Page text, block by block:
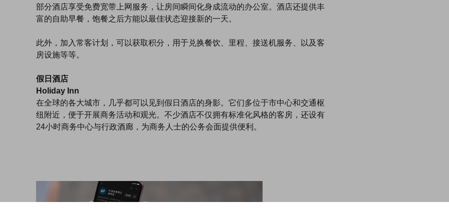
部分酒店享受免费宽带上网服务，让房间瞬间化身成流动的办公室。酒店还提供丰
富的自助早餐，饱餐之后方能以最佳状态迎接新的一天。
此外，加入常客计划，可以获取积分，用于兑换餐饮、里程、接送机服务、以及客
房设施等等。
假日酒店
Holiday Inn
在全球的各大城市，几乎都可以见到假日酒店的身影。它们多位于市中心和交通枢
纽附近，便于开展商务活动和观光。不少酒店不仅拥有标准化风格的客房，还设有
24小时商务中心与行政酒廊，为商务人士的公务会面提供便利。